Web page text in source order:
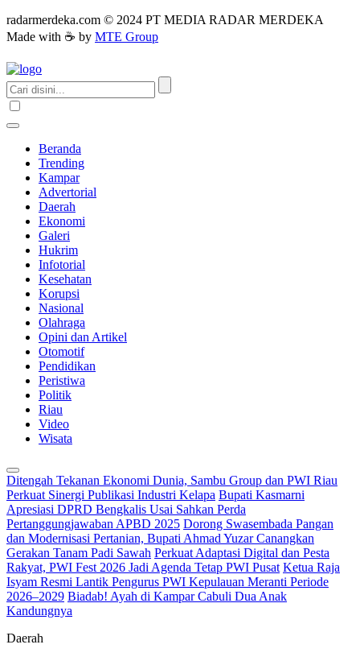
radarmerdeka.com © 2024 PT MEDIA RADAR MERDEKA
Made with ☕ by MTE Group
Beranda
Trending
Kampar
Advertorial
Daerah
Ekonomi
Galeri
Hukrim
Infotorial
Kesehatan
Korupsi
Nasional
Olahraga
Opini dan Artikel
Otomotif
Pendidikan
Peristiwa
Politik
Riau
Video
Wisata
Ditengah Tekanan Ekonomi Dunia, Sambu Group dan PWI Riau
Perkuat Sinergi Publikasi Industri Kelapa Bupati Kasmarni
Apresiasi DPRD Bengkalis Usai Sahkan Perda
Pertanggungjawaban APBD 2025 Dorong Swasembada Pangan
dan Modernisasi Pertanian, Bupati Ahmad Yuzar Canangkan
Gerakan Tanam Padi Sawah Perkuat Adaptasi Digital dan Pesta
Rakyat, PWI Fest 2026 Jadi Agenda Tetap PWI Pusat Ketua Raja
Isyam Resmi Lantik Pengurus PWI Kepulauan Meranti Periode
2026–2029 Biadab! Ayah di Kampar Cabuli Dua Anak
Kandungnya
Daerah